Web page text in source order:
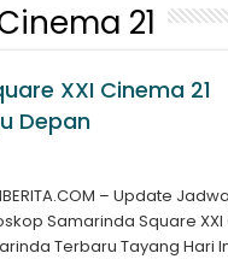
21
XXI Cinema 21
Depan
– Update
Samarinda Square
Terbaru Tayang Hari